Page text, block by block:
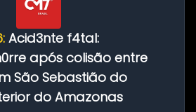
Acid3nte f4tal:
após colisão entre
São Sebastião do
do Amazonas